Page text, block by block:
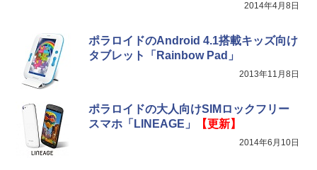
2014年4月8日
ポラロイドのAndroid 4.1搭載キッズ向け
タブレット「Rainbow Pad」
2013年11月8日
ポラロイドの大人向けSIMロックフリー
スマホ「LINEAGE」
【更新】
2014年6月10日